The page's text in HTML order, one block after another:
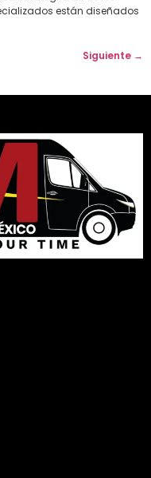
están diseñados
Siguiente →